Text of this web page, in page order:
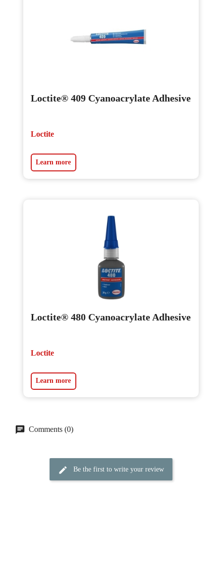
Loctite® 409 Cyanoacrylate Adhesive
Loctite
Learn more
Loctite® 480 Cyanoacrylate Adhesive
Loctite
Learn more
Comments (0)
Be the first to write your review